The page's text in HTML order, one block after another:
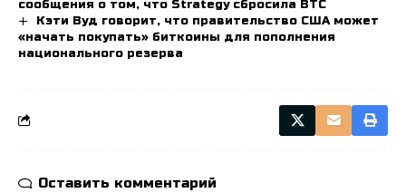
сообщения о том, что Strategy сбросила BTC
Кэти Вуд говорит, что правительство США может
«начать покупать» биткоины для пополнения
национального резерва
Оставить комментарий